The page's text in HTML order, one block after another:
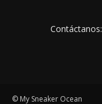
Contáctanos:
© My Sneaker Ocean